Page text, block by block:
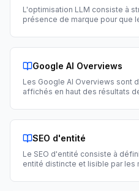
L'optimisation LLM consiste à
présence de marque pour que
Google AI Overviews
Les Google AI Overviews sont
affichés en haut des résultats
SEO d'entité
Le SEO d'entité consiste à
entité distincte et lisible par les